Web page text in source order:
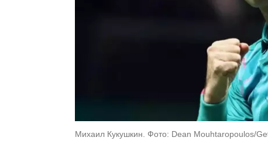
Михаил Кукушкин. Фото: Dean Mouhtaropoulos/